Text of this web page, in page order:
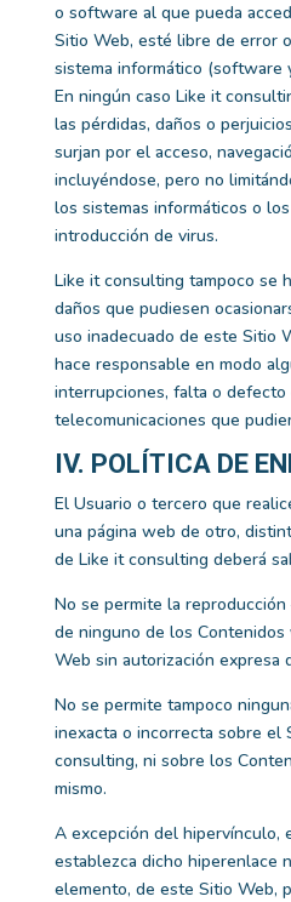
o software al que pueda
Sitio Web, esté libre de error
sistema informático (software
En ningún caso Like it
las pérdidas, daños o
surjan por el acceso,
incluyéndose, pero no
los sistemas informáticos o
introducción de virus.
Like it consulting tampoco se
daños que pudiesen
uso inadecuado de este Sitio
hace responsable en modo
interrupciones, falta o defecto
telecomunicaciones que
IV. POLÍTICA DE
El Usuario o tercero que
una página web de otro,
de Like it consulting deberá
No se permite la
de ninguno de los Contenidos
Web sin autorización expresa
No se permite tampoco
inexacta o incorrecta sobre el
consulting, ni sobre los
mismo.
A excepción del hipervínculo,
establezca dicho hiperenlace
elemento, de este Sitio Web,